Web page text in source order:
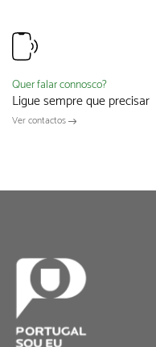
Quer falar connosco?
Ligue sempre que precisar
Ver contactos